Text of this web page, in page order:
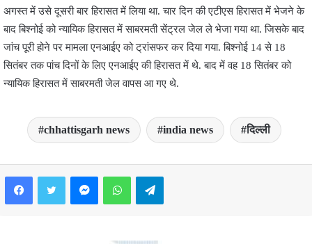
अगस्त में उसे दूसरी बार हिरासत में लिया था. चार दिन की एटीएस हिरासत में भेजने के
बाद बिश्नोई को न्यायिक हिरासत में साबरमती सेंट्रल जेल ले भेजा गया था. जिसके बाद
जांच पूरी होने पर मामला एनआईए को ट्रांसफर कर दिया गया. बिश्नोई 14 से 18
सितंबर तक पांच दिनों के लिए एनआईए की हिरासत में थे. बाद में वह 18 सितंबर को
न्यायिक हिरासत में साबरमती जेल वापस आ गए थे.
chhattisgarh news india news दिल्ली
FacebookTwitter MessengerWhatsAppTelegram